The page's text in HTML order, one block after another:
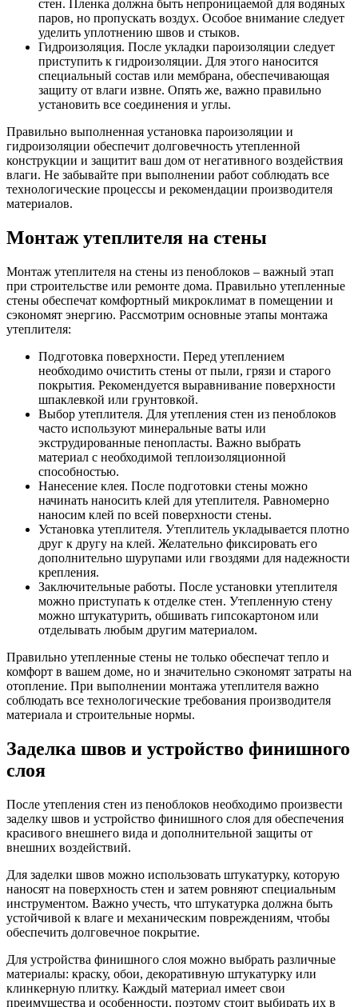
стен. Пленка должна быть непроницаемой для водяных
паров, но пропускать воздух. Особое внимание следует
уделить уплотнению швов и стыков.
Гидроизоляция. После укладки пароизоляции следует
приступить к гидроизоляции. Для этого наносится
специальный состав или мембрана, обеспечивающая
защиту от влаги извне. Опять же, важно правильно
установить все соединения и углы.
Правильно выполненная установка пароизоляции и
гидроизоляции обеспечит долговечность утепленной
конструкции и защитит ваш дом от негативного воздействия
влаги. Не забывайте при выполнении работ соблюдать все
технологические процессы и рекомендации производителя
материалов.
Монтаж утеплителя на стены
Монтаж утеплителя на стены из пеноблоков – важный этап
при строительстве или ремонте дома. Правильно утепленные
стены обеспечат комфортный микроклимат в помещении и
сэкономят энергию. Рассмотрим основные этапы монтажа
утеплителя:
Подготовка поверхности. Перед утеплением
необходимо очистить стены от пыли, грязи и старого
покрытия. Рекомендуется выравнивание поверхности
шпаклевкой или грунтовкой.
Выбор утеплителя. Для утепления стен из пеноблоков
часто используют минеральные ваты или
экструдированные пенопласты. Важно выбрать
материал с необходимой теплоизоляционной
способностью.
Нанесение клея. После подготовки стены можно
начинать наносить клей для утеплителя. Равномерно
наносим клей по всей поверхности стены.
Установка утеплителя. Утеплитель укладывается плотно
друг к другу на клей. Желательно фиксировать его
дополнительно шурупами или гвоздями для надежности
крепления.
Заключительные работы. После установки утеплителя
можно приступать к отделке стен. Утепленную стену
можно штукатурить, обшивать гипсокартоном или
отделывать любым другим материалом.
Правильно утепленные стены не только обеспечат тепло и
комфорт в вашем доме, но и значительно сэкономят затраты на
отопление. При выполнении монтажа утеплителя важно
соблюдать все технологические требования производителя
материала и строительные нормы.
Заделка швов и устройство финишного
слоя
После утепления стен из пеноблоков необходимо произвести
заделку швов и устройство финишного слоя для обеспечения
красивого внешнего вида и дополнительной защиты от
внешних воздействий.
Для заделки швов можно использовать штукатурку, которую
наносят на поверхность стен и затем ровняют специальным
инструментом. Важно учесть, что штукатурка должна быть
устойчивой к влаге и механическим повреждениям, чтобы
обеспечить долговечное покрытие.
Для устройства финишного слоя можно выбрать различные
материалы: краску, обои, декоративную штукатурку или
клинкерную плитку. Каждый материал имеет свои
преимущества и особенности, поэтому стоит выбирать их в